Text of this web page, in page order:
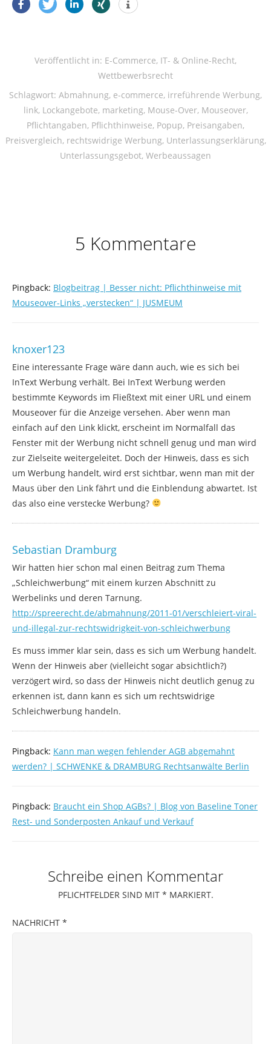
Veröffentlicht in: E-Commerce, IT- & Online-Recht,
Wettbewerbsrecht
Schlagwort: Abmahnung, e-commerce, irreführende Werbung,
link, Lockangebote, marketing, Mouse-Over, Mouseover,
Pflichtangaben, Pflichthinweise, Popup, Preisangaben,
Preisvergleich, rechtswidrige Werbung, Unterlassungserklärung,
Unterlassungsgebot, Werbeaussagen
5 Kommentare
Pingback: Blogbeitrag | Besser nicht: Pflichthinweise mit
Mouseover-Links „verstecken“ | JUSMEUM
knoxer123
Eine interessante Frage wäre dann auch, wie es sich bei
InText Werbung verhält. Bei InText Werbung werden
bestimmte Keywords im Fließtext mit einer URL und einem
Mouseover für die Anzeige versehen. Aber wenn man
einfach auf den Link klickt, erscheint im Normalfall das
Fenster mit der Werbung nicht schnell genug und man wird
zur Zielseite weitergeleitet. Doch der Hinweis, dass es sich
um Werbung handelt, wird erst sichtbar, wenn man mit der
Maus über den Link fährt und die Einblendung abwartet. Ist
das also eine verstecke Werbung?
Sebastian Dramburg
Wir hatten hier schon mal einen Beitrag zum Thema
„Schleichwerbung“ mit einem kurzen Abschnitt zu
Werbelinks und deren Tarnung.
http://spreerecht.de/abmahnung/2011-01/verschleiert-viral-
und-illegal-zur-rechtswidrigkeit-von-schleichwerbung
Es muss immer klar sein, dass es sich um Werbung handelt.
Wenn der Hinweis aber (vielleicht sogar absichtlich?)
verzögert wird, so dass der Hinweis nicht deutlich genug zu
erkennen ist, dann kann es sich um rechtswidrige
Schleichwerbung handeln.
Pingback: Kann man wegen fehlender AGB abgemahnt
werden? | SCHWENKE & DRAMBURG Rechtsanwälte Berlin
Pingback: Braucht ein Shop AGBs? | Blog von Baseline Toner
Rest- und Sonderposten Ankauf und Verkauf
Schreibe einen Kommentar
PFLICHTFELDER SIND MIT * MARKIERT.
NACHRICHT *